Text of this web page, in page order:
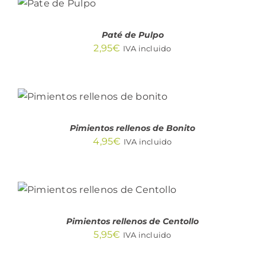
CARRITO
Paté de Pulpo
2,95€ IVA incluido
/
Pimientos rellenos de Bonito
4,95€ IVA incluido
AÑADIR AL CARRITO
/
Pimientos rellenos de Centollo
5,95€ IVA incluido